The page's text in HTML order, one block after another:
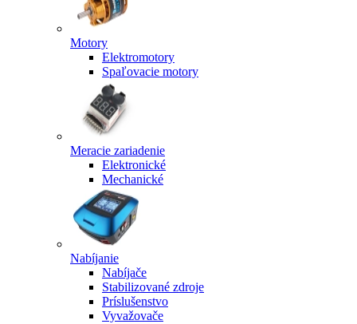
Motory
Elektromotory
Spaľovacie motory
Meracie zariadenie
Elektronické
Mechanické
Nabíjanie
Nabíjače
Stabilizované zdroje
Príslušenstvo
Vyvažovače